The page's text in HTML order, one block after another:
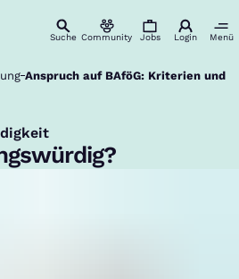
Suche Community Jobs Login Menü
Anspruch auf BAföG: Kriterien und